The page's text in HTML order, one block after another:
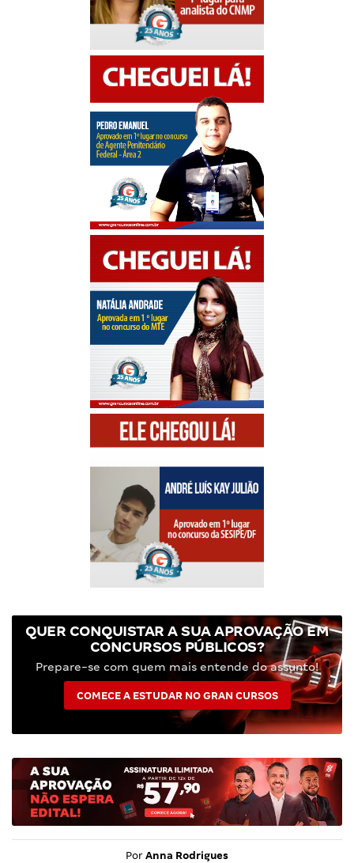
QUER CONQUISTAR A SUA APROVAÇÃO EM
CONCURSOS PÚBLICOS?
Prepare-se com quem mais entende do assunto!
COMECE A ESTUDAR NO GRAN CURSOS
Por Anna Rodrigues